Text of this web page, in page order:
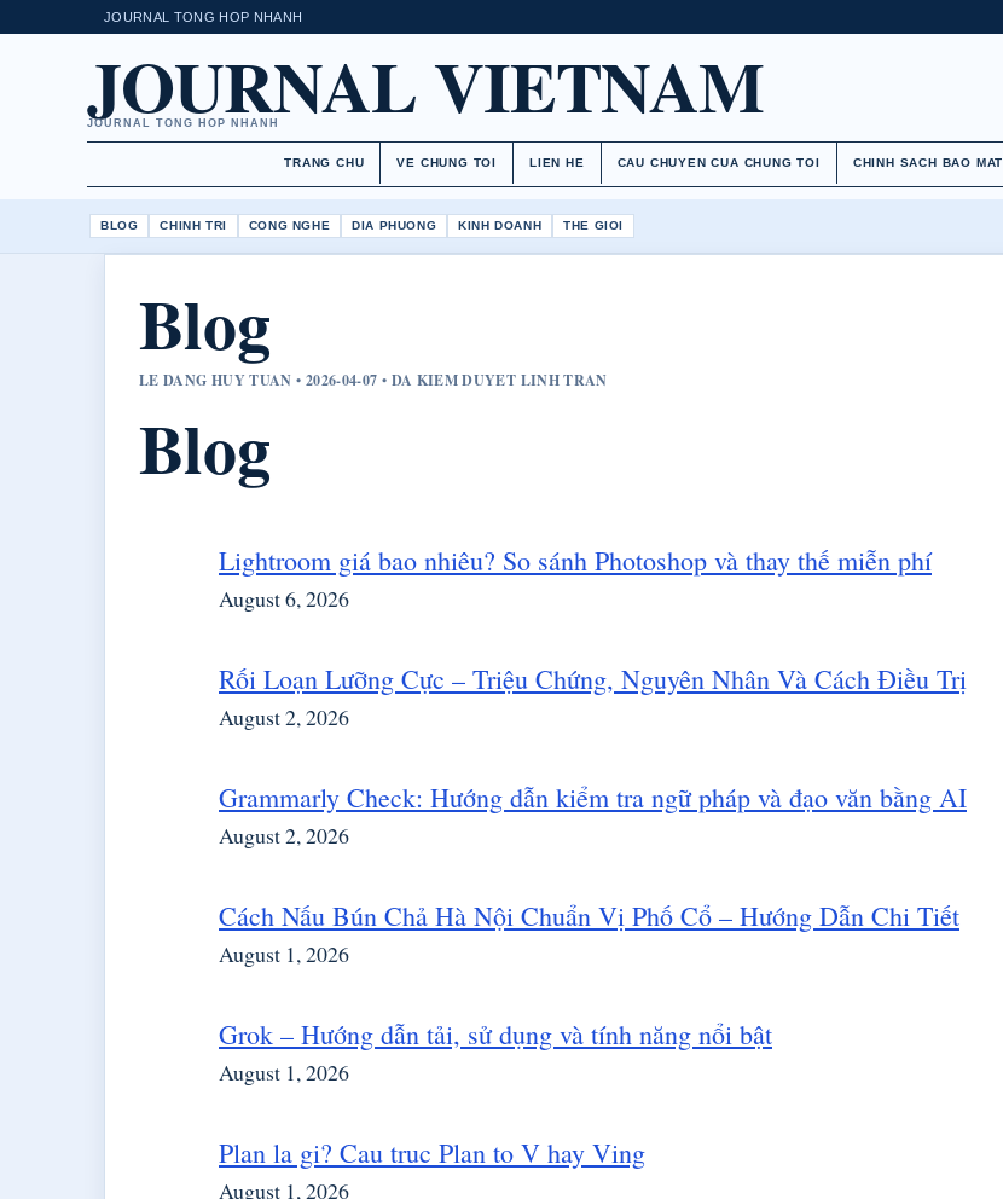
JOURNAL TONG HOP NHANH
JOURNAL VIETNAM
JOURNAL TONG HOP NHANH
TRANG CHU VE CHUNG TOI LIEN HE CAU CHUYEN CUA CHUNG TOI CHINH SACH BAO MAT
BLOG CHINH TRI CONG NGHE DIA PHUONG KINH DOANH THE GIOI
Blog
LE DANG HUY TUAN • 2026-04-07 • DA KIEM DUYET LINH TRAN
Blog
Lightroom giá bao nhiêu? So sánh Photoshop và thay thế miễn phí
August 6, 2026
Rối Loạn Lưỡng Cực – Triệu Chứng, Nguyên Nhân Và Cách Điều Trị
August 2, 2026
Grammarly Check: Hướng dẫn kiểm tra ngữ pháp và đạo văn bằng AI
August 2, 2026
Cách Nấu Bún Chả Hà Nội Chuẩn Vị Phố Cổ – Hướng Dẫn Chi Tiết
August 1, 2026
Grok – Hướng dẫn tải, sử dụng và tính năng nổi bật
August 1, 2026
Plan la gi? Cau truc Plan to V hay Ving
August 1, 2026